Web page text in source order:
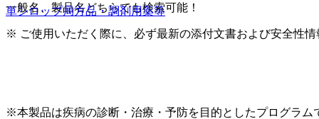
単シロップ局方品・調剤用薬等
一般名、製品名どちらでも検索可能！
※ ご使用いただく際に、必ず最新の添付文書および安全性情
※本製品は疾病の診断・治療・予防を目的としたプログラム